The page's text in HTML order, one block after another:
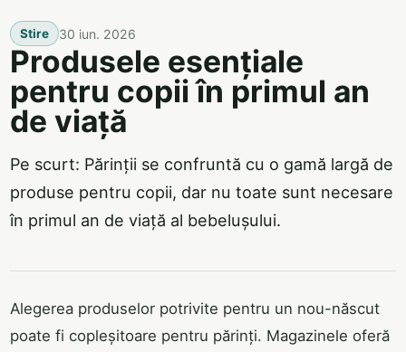
Stire 30 iun. 2026
Produsele esențiale
pentru copii în primul an
de viață
Pe scurt: Părinții se confruntă cu o gamă largă de
produse pentru copii, dar nu toate sunt necesare
în primul an de viață al bebelușului.
Alegerea produselor potrivite pentru un nou-născut
poate fi copleșitoare pentru părinți. Magazinele oferă